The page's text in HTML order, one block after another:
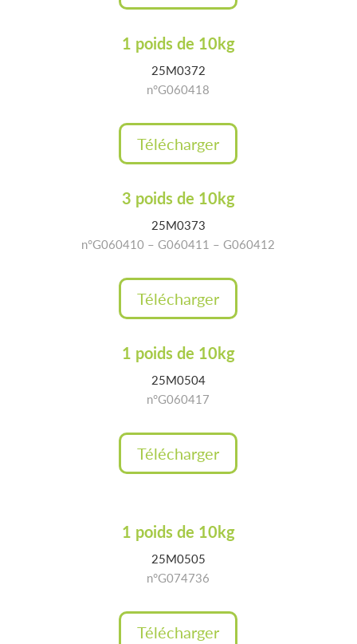
1 poids de 10kg
25M0372
n°G060418
Télécharger
3 poids de 10kg
25M0373
n°G060410 – G060411 – G060412
Télécharger
1 poids de 10kg
25M0504
n°G060417
Télécharger
1 poids de 10kg
25M0505
n°G074736
Télécharger